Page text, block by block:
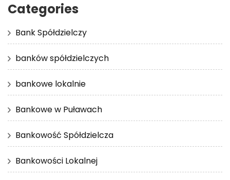
Categories
Bank Spółdzielczy
banków spółdzielczych
bankowe lokalnie
Bankowe w Puławach
Bankowość Spółdzielcza
Bankowości Lokalnej